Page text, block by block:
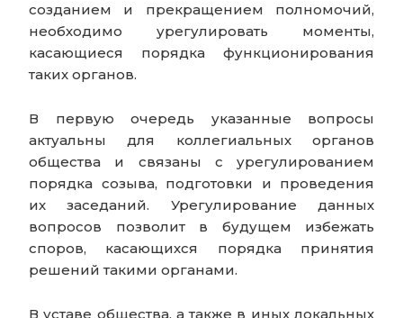
созданием и прекращением полномочий,
необходимо урегулировать моменты,
касающиеся порядка функционирования
таких органов.
В первую очередь указанные вопросы
актуальны для коллегиальных органов
общества и связаны с урегулированием
порядка созыва, подготовки и проведения
их заседаний. Урегулирование данных
вопросов позволит в будущем избежать
споров, касающихся порядка принятия
решений такими органами.
В уставе общества, а также в иных локальных